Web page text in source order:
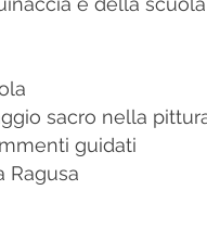
sacro nella
guidati
Ragusa